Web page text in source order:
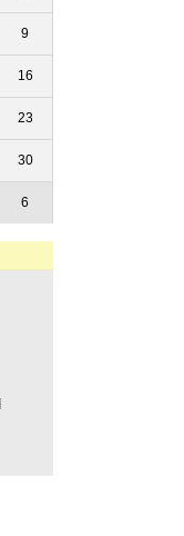
9
16
23
30
6